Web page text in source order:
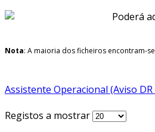
Poderá
Nota: A maioria dos ficheiros encontram-
Assistente Operacional (Aviso
Registos a mostrar